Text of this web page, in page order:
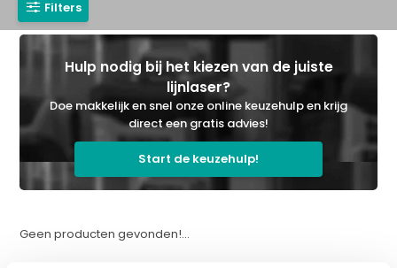
Filters
Hulp nodig bij het kiezen van de juiste
lijnlaser?
Doe makkelijk en snel onze online keuzehulp en krijg
direct een gratis advies!
Start de keuzehulp!
Geen producten gevonden!...